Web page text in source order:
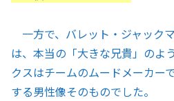
一方で、バレット・ジャック
は、本当の「大きな兄貴」のよ
クスはチームのムードメーカー
する男性像そのものでした。